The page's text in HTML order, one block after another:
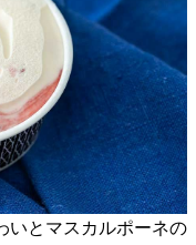
いとマスカルポーネの